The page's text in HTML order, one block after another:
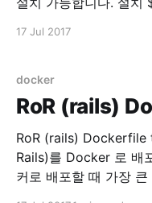
17 Jul 2017
docker
RoR (rails)
RoR (rails) Dockerfile tip 루비 온 레일즈
Rails)를 Docker 로 배포할
커로 배포할 때 가장